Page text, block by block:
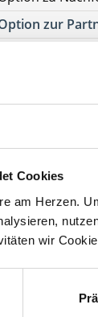
Cookies
am Herzen.
wir
zur
sehen Sie von
interessieren